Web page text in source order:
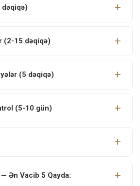
dəqiqə)
(2-15 dəqiqə)
(5 dəqiqə)
(5-10 gün)
Ən Vacib 5 Qayda: